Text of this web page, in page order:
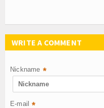
WRITE A COMMENT
Nickname *
E-mail *